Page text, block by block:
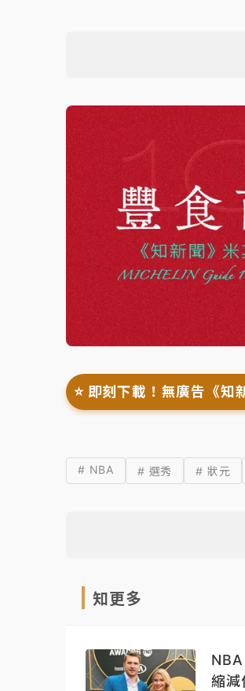
⭐️ 即刻下載！無廣告《知
# NBA # 選秀 # 狀元
知更多
縮減